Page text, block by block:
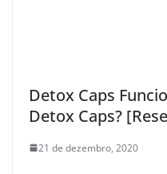
Detox Caps
Detox Caps?
21 de dezembro, 2020